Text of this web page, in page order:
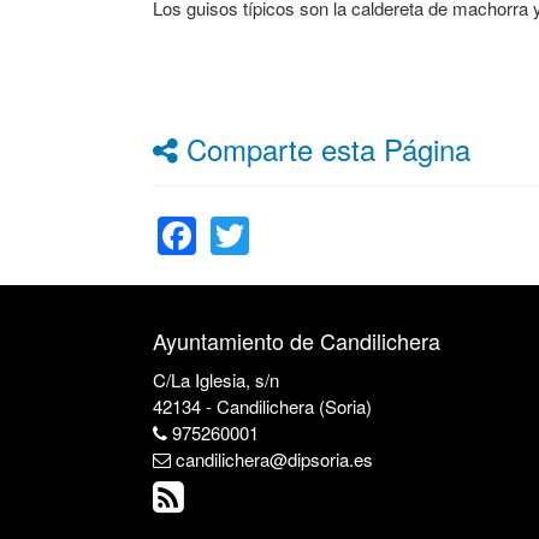
Los guisos típicos son la caldereta de machorra
Comparte esta Página
Facebook
Ayuntamiento de Candilichera
C/La Iglesia, s/n
42134 - Candilichera (Soria)
975260001
candilichera@dipsoria.es